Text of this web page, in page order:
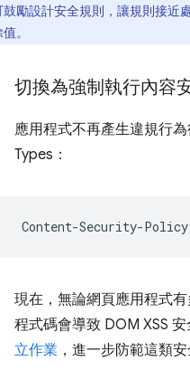
鼓勵設計安全規則，讓規則接近
。
切換為強制執行內容
應用程式不再產生違規行
Types：
現在，無論網頁應用程式
程式碼會導致 DOM XSS
立作業 ，進一步防範這類安